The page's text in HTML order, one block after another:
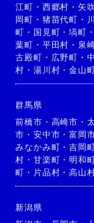
江町 ・ 西郷村 ・矢
岡町 ・ 猪苗代町 ・
町 ・ 国見町 ・塙町 ・
葉町 ・ 平田村 ・ 泉
古殿町 ・ 広野町 ・
村 ・湯川村 ・金山
群馬県
前橋市 ・ 高崎市 ・
市 ・安中市 ・富岡
みなかみ町 ・吉岡
村 ・甘楽町 ・明和
町 ・ 片品村 ・高山
新潟県